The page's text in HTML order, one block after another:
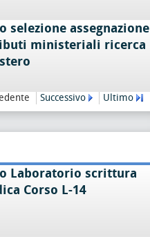
selezione assegnazione
ministeriali ricerca
Successivo Ultimo
Laboratorio scrittura
Corso L-14